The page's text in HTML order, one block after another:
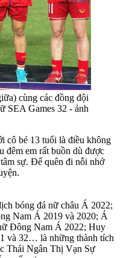
cùng các đồng đội
SEA Games 32 - ảnh
cô bé 13 tuổi là điều không
đêm em rất buồn dù được
sự. Để quên đi nỗi nhớ
bóng đá nữ châu Á 2022;
Nam Á 2019 và 2020; Á
Đông Nam Á 2022; Huy
và 32… là những thành tích
Thái Ngân Thị Vạn Sự